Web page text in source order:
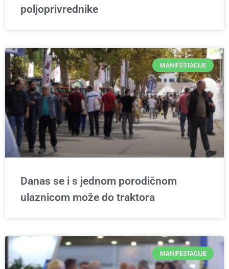
poljoprivrednike
MANIFESTACIJE
Danas se i s jednom porodičnom
ulaznicom može do traktora
MANIFESTACIJE